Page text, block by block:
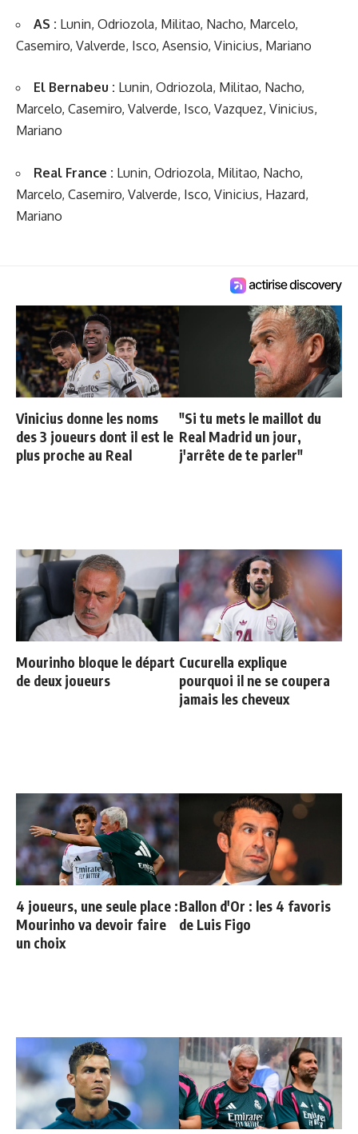
AS : Lunin, Odriozola, Militao, Nacho, Marcelo,
Casemiro, Valverde, Isco, Asensio, Vinicius, Mariano
El Bernabeu : Lunin, Odriozola, Militao, Nacho,
Marcelo, Casemiro, Valverde, Isco, Vazquez, Vinicius,
Mariano
Real France : Lunin, Odriozola, Militao, Nacho,
Marcelo, Casemiro, Valverde, Isco, Vinicius, Hazard,
Mariano
Vinicius donne les noms
des 3 joueurs dont il est le
plus proche au Real
"Si tu mets le maillot du
Real Madrid un jour,
j'arrête de te parler"
Mourinho bloque le départ
de deux joueurs
Cucurella explique
pourquoi il ne se coupera
jamais les cheveux
4 joueurs, une seule place :
Mourinho va devoir faire
un choix
Ballon d'Or : les 4 favoris
de Luis Figo